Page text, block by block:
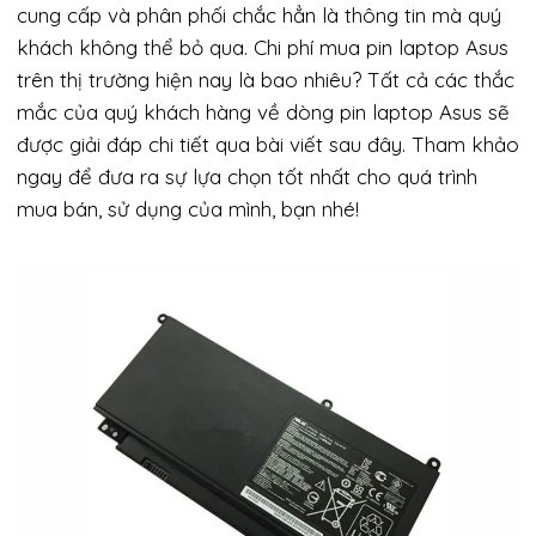
cung cấp và phân phối chắc hẳn là thông tin mà quý
khách không thể bỏ qua. Chi phí mua pin laptop Asus
trên thị trường hiện nay là bao nhiêu? Tất cả các thắc
mắc của quý khách hàng về dòng pin laptop Asus sẽ
được giải đáp chi tiết qua bài viết sau đây. Tham khảo
ngay để đưa ra sự lựa chọn tốt nhất cho quá trình
mua bán, sử dụng của mình, bạn nhé!